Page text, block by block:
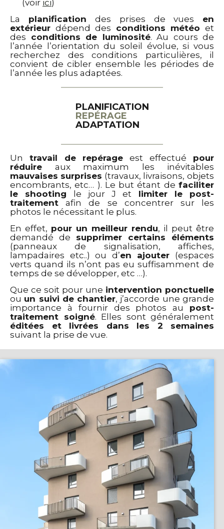
(voir ici)
La planificationdes prises de vues en
extérieur dépend des conditions météo et
des conditions de luminosité. Au cours de
l’année l’orientation du soleil évolue, si vous
recherchez des conditions particulières, il
convient de cibler ensemble les périodes de
l’année les plus adaptées.
PLANIFICATION
REPÉRAGE
ADAPTATION
Un travail de repérage est effectué pour
réduire aux maximum
les inévitables
mauvaises surprises (travaux, livraisons, objets
encombrants, etc… ). Le but étant de faciliter
le shooting le jour J et limiter le post-
traitement afin de se concentrer sur les
photos le nécessitant le plus.
En effet, pour un meilleur rendu, il peut être
demandé de supprimer certains éléments
(panneaux de signalisation, affiches,
lampadaires etc..) ou d’en ajouter (espaces
verts quand ils n’ont pas eu suffisamment de
temps de se développer, etc …).
Que ce soit pour une intervention ponctuelle
ou un suivi de chantier, j’accorde une grande
importance à fournir des photos au post-
traitement soigné. Elles sont généralement
éditées et livrées dans les 2 semaines
suivant la prise de vue.